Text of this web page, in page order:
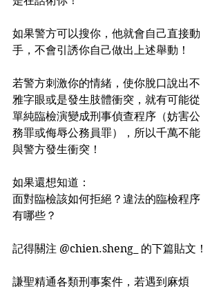
如果警方可以搜你，他就會自己直接動
手，不會引誘你自己做出上述舉動！
若警方刺激你的情緒，使你脫口說出不
雅字眼或是發生肢體衝突，就有可能從
單純臨檢演變成刑事偵查程序（妨害公
務罪或侮辱公務員罪），所以千萬不能
與警方發生衝突！
如果還想知道：
面對臨檢該如何拒絕？違法的臨檢程序
有哪些？
記得關注 @chien.sheng_ 的下篇貼文！
謙聖精通各類刑事案件，若遇到麻煩